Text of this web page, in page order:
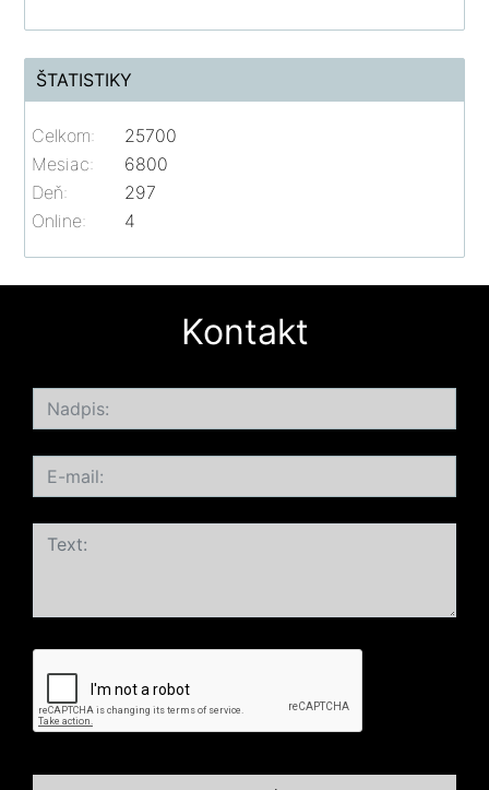
ŠTATISTIKY
Online: 4
Celkom:
25700
Mesiac:
6800
Deň:
297
Kontakt